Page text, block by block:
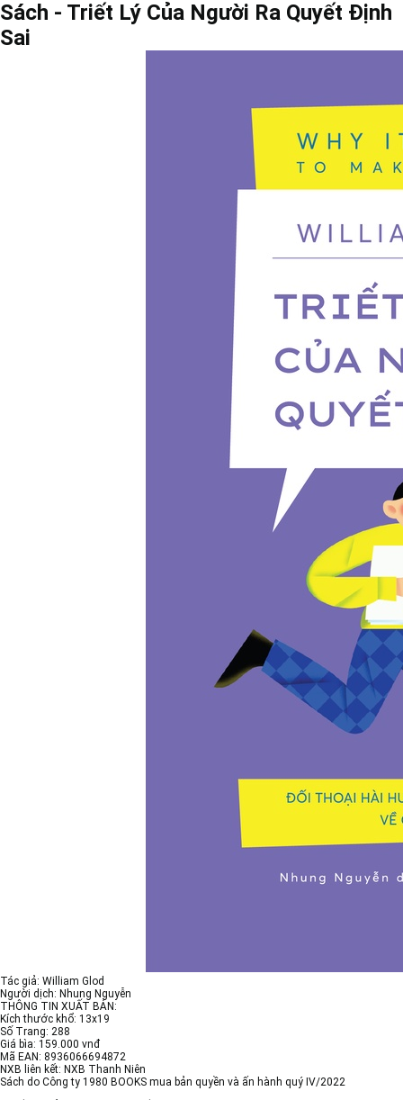
Sách - Triết Lý Của Người Ra Quyết Định
Sai
Tác giả: William Glod
Người dịch: Nhung Nguyễn
THÔNG TIN XUẤT BẢN:
Kích thước khổ: 13x19
Số Trang: 288
Giá bìa: 159.000 vnđ
Mã EAN: 8936066694872
NXB liên kết: NXB Thanh Niên
Sách do Công ty 1980 BOOKS mua bản quyền và ấn hành quý IV/2022